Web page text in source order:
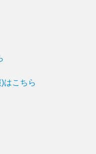
はこちら